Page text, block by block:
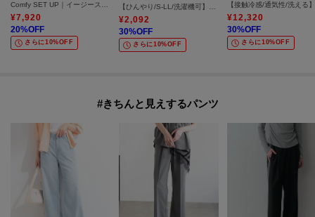
Comfy SET UP｜イージーストレートワイドパンツ【セットアップ対応／通勤／カセット服／接触冷感／UVカット】
¥7,920
20%OFF
さらに10%OFF
【ひんやり/S-LL/洗濯機可】女性らしさ溢れるモチーフレース スムースTシャツ
¥2,092
30%OFF
さらに10%OFF
¥12,320
30%OFF
さらに10%OFF
#きちんと見えするパンツ